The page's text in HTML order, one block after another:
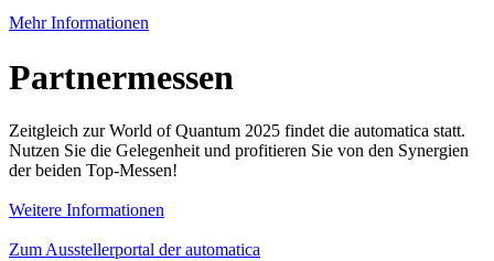
Mehr Informationen
Partnermessen
Zeitgleich zur World of Quantum 2025 findet die automatica statt.
Nutzen Sie die Gelegenheit und profitieren Sie von den Synergien
der beiden Top-Messen!
Weitere Informationen
Zum Ausstellerportal der automatica